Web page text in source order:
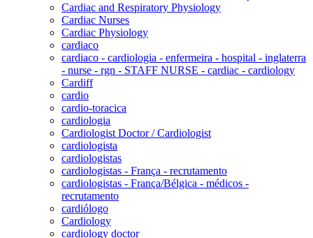
Cardiac and Respiratory Physiology
Cardiac Nurses
Cardiac Physiology
cardiaco
cardiaco - cardiologia - enfermeira - hospital - inglaterra
- nurse - rgn - STAFF NURSE - cardiac - cardiology
Cardiff
cardio
cardio-toracica
cardiologia
Cardiologist Doctor / Cardiologist
cardiologista
cardiologistas
cardiologistas - França - recrutamento
cardiologistas - França/Bélgica - médicos -
recrutamento
cardiólogo
Cardiology
cardiology doctor